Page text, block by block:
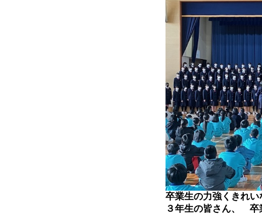
卒業生の力強くきれ
３年生の皆さん、 卒